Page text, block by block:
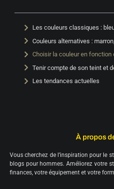
Les couleurs classiques :
Couleurs alternatives :
Choisir la couleur en fonction
Tenir compte de son teint et
Les tendances actuelles
À propos
Vous cherchez de l’inspiration pour le
blogs pour hommes. Améliorez votre
finances, votre équipement et votre